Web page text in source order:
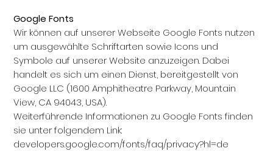
Google Fonts
Wir können auf unserer Webseite Google Fonts nutzen
um ausgewählte Schriftarten sowie Icons und
Symbole auf unserer Website anzuzeigen. Dabei
handelt es sich um einen Dienst, bereitgestellt von
Google LLC (1600 Amphitheatre Parkway, Mountain
View, CA 94043, USA).
Weiterführende Informationen zu Google Fonts finden
sie unter folgendem Link:
developers.google.com/fonts/faq/privacy?hl=de